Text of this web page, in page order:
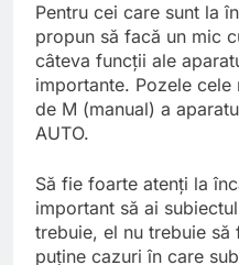
Pentru cei care sunt la
propun să facă un mic
câteva funcţii ale
importante. Pozele
de M (manual) a
AUTO.
Să fie foarte atenţi la
important să ai
trebuie, el nu trebuie
puţine cazuri în care